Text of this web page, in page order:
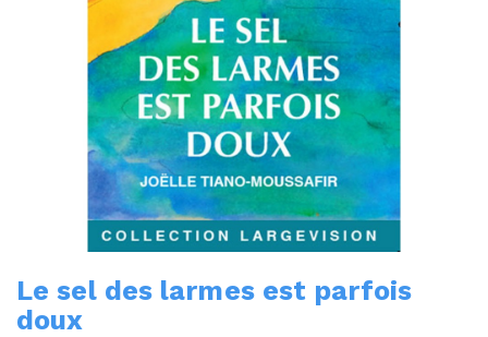
Le sel des larmes est parfois
doux